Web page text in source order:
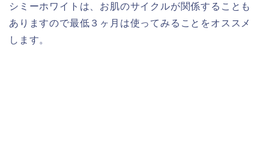
シミーホワイトは、お肌のサイクルが関係することも
ありますので最低３ヶ月は使ってみることをオススメ
します。